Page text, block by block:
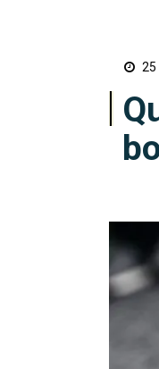
25